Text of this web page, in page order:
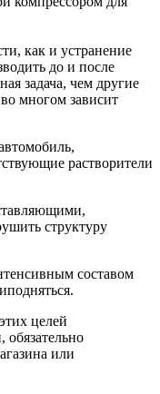
как и устранение
до и после
задача, чем другие
многом зависит
растворители
структуру
составом
целей
обязательно
или